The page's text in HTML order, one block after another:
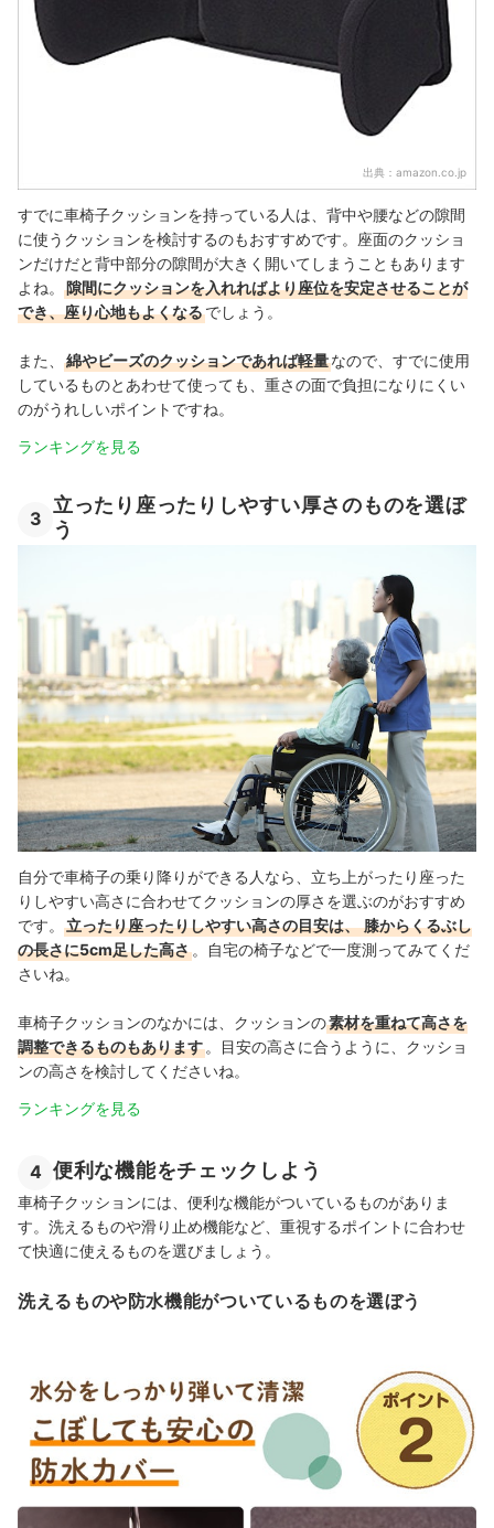
出典： amazon.co.jp
すでに車椅子クッションを持っている人は、背中や腰などの隙間
に使うクッションを検討するのもおすすめです。座面のクッショ
ンだけだと背中部分の隙間が大きく開いてしまうこともあります
よね。
隙間にクッションを入れればより座位を安定させることが
でき、座り心地もよくなるでしょう。
また、 綿やビーズのクッションであれば軽量なので、すでに使用
しているものとあわせて使っても、重さの面で負担になりにくい
のがうれしいポイントですね。
ランキングを見る
3
立ったり座ったりしやすい厚さのものを選ぼ
う
自分で車椅子の乗り降りができる人なら、立ち上がったり座った
りしやすい高さに合わせてクッションの厚さを選ぶのがおすすめ
です。
立ったり座ったりしやすい高さの目安は、 膝からくるぶし
の長さに5cm足した高さ 。自宅の椅子などで一度測ってみてくだ
さいね。
車椅子クッションのなかには、クッションの素材を重ねて高さを
調整できるものもあります 。目安の高さに合うように、クッショ
ンの高さを検討してくださいね。
ランキングを見る
4 便利な機能をチェックしよう
車椅子クッションには、便利な機能がついているものがありま
す。洗えるものや滑り止め機能など、重視するポイントに合わせ
て快適に使えるものを選びましょう。
洗えるものや防水機能がついているものを選ぼう